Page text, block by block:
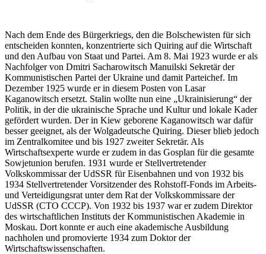
Nach dem Ende des Bürgerkriegs, den die Bolschewisten für sich
entscheiden konnten, konzentrierte sich Quiring auf die Wirtschaft
und den Aufbau von Staat und Partei. Am 8. Mai 1923 wurde er als
Nachfolger von Dmitri Sacharowitsch Manuilski Sekretär der
Kommunistischen Partei der Ukraine und damit Parteichef. Im
Dezember 1925 wurde er in diesem Posten von Lasar
Kaganowitsch ersetzt. Stalin wollte nun eine „Ukrainisierung“ der
Politik, in der die ukrainische Sprache und Kultur und lokale Kader
gefördert wurden. Der in Kiew geborene Kaganowitsch war dafür
besser geeignet, als der Wolgadeutsche Quiring. Dieser blieb jedoch
im Zentralkomitee und bis 1927 zweiter Sekretär. Als
Wirtschaftsexperte wurde er zudem in das Gosplan für die gesamte
Sowjetunion berufen. 1931 wurde er Stellvertretender
Volkskommissar der UdSSR für Eisenbahnen und von 1932 bis
1934 Stellvertretender Vorsitzender des Rohstoff-Fonds im Arbeits-
und Verteidigungsrat unter dem Rat der Volkskommissare der
UdSSR (СТО СССР). Von 1932 bis 1937 war er zudem Direktor
des wirtschaftlichen Instituts der Kommunistischen Akademie in
Moskau. Dort konnte er auch eine akademische Ausbildung
nachholen und promovierte 1934 zum Doktor der
Wirtschaftswissenschaften.